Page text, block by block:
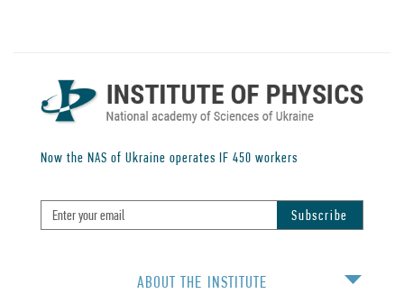
Now the NAS of Ukraine operates IF 450 workers
ABOUT THE INSTITUTE